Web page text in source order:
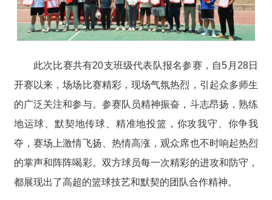
此次比赛共有20支班级代表队报名参赛，自5月28日
开赛以来，场场比赛精彩，现场气氛热烈，引起众多师生
的广泛关注和参与。参赛队员精神振奋，斗志昂扬，熟练
地运球、默契地传球、精准地投篮，你攻我守、你争我
夺，赛场上激情飞扬、热情高涨，观众席也不时响起热烈
的掌声和阵阵喝彩。双方球员每一次精彩的进攻和防守，
都展现出了高超的篮球技艺和默契的团队合作精神。